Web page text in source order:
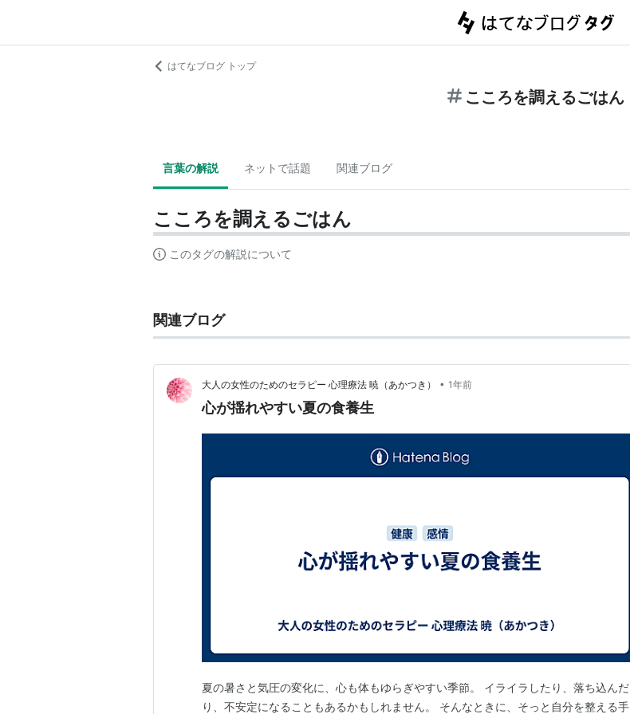
はてなブログ トップ
こころを調えるごはん
言葉の解説 ネットで話題 関連ブログ
こころを調えるごはん
このタグの解説について
関連ブログ
大人の女性のためのセラピー 心理療法 暁（あかつき） • 1年前
心が揺れやすい夏の食養生
夏の暑さと気圧の変化に、心も体もゆらぎやすい季節。 イライラしたり、落ち込んだ
り、不安定になることもあるかもしれません。 そんなときに、そっと自分を整える手